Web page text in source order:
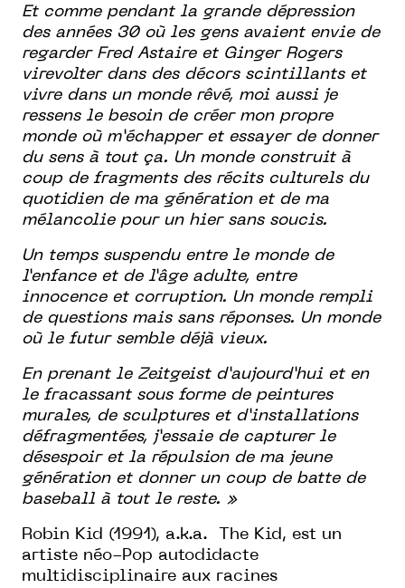
Et comme pendant la grande dépression
des années 30 où les gens avaient envie de
regarder Fred Astaire et Ginger Rogers
virevolter dans des décors scintillants et
vivre dans un monde rêvé, moi aussi je
ressens le besoin de créer mon propre
monde où m’échapper et essayer de donner
du sens à tout ça. Un monde construit à
coup de fragments des récits culturels du
quotidien de ma génération et de ma
mélancolie pour un hier sans soucis.
Un temps suspendu entre le monde de
l’enfance et de l’âge adulte, entre
innocence et corruption. Un monde rempli
de questions mais sans réponses. Un monde
où le futur semble déjà vieux.
En prenant le Zeitgeist d’aujourd’hui et en
le fracassant sous forme de peintures
murales, de sculptures et d’installations
défragmentées, j’essaie de capturer le
désespoir et la répulsion de ma jeune
génération et donner un coup de batte de
baseball à tout le reste. »
Robin Kid (1991), a.k.a. The Kid, est un
artiste néo-Pop autodidacte
multidisciplinaire aux racines